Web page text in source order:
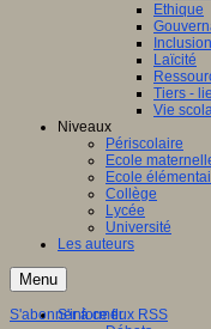
Ethique
Inclusion
Laïcité
Tiers -
Vie
Niveaux
Périscolaire
Ecole
Ecole
Collège
Lycée
Université
Les auteurs
Menu
S'informer
S'abonner à ce flux RSS